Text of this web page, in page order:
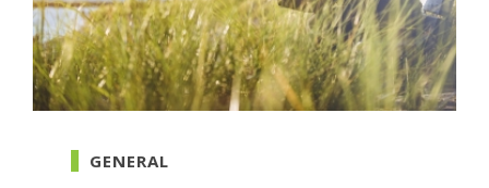
GENERAL